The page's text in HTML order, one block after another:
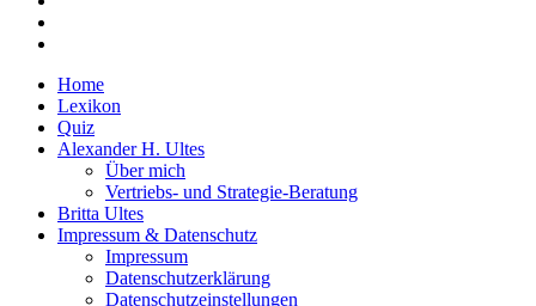
Home
Lexikon
Quiz
Alexander H. Ultes
Über mich
Vertriebs- und Strategie-Beratung
Britta Ultes
Impressum & Datenschutz
Impressum
Datenschutzerklärung
Datenschutzeinstellungen